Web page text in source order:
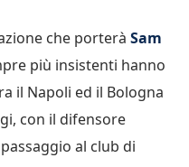
che porterà Sam
più insistenti hanno
il Napoli ed il Bologna
con il difensore
al club di